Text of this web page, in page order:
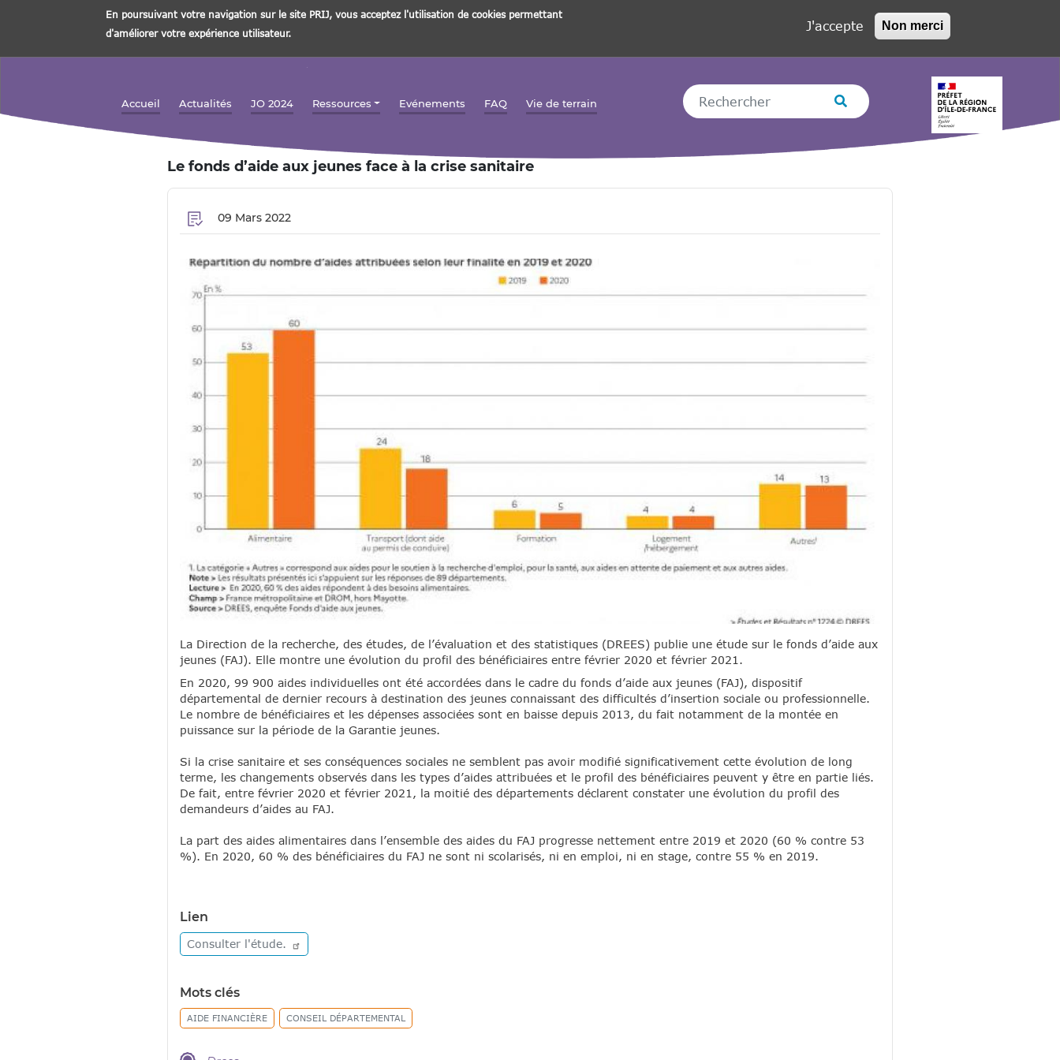
En poursuivant votre navigation sur le site PRIJ, vous acceptez l'utilisation de cookies permettant
d'améliorer votre expérience utilisateur.
J'accepte Non merci
principal
Navigation principale
Accueil Actualités JO 2024 Ressources Evénements FAQ Vie de terrain
Rechercher
Rechercher
Le fonds d’aide aux jeunes face à la crise sanitaire
09 Mars 2022
La Direction de la recherche, des études, de l’évaluation et des statistiques (DREES) publie une étude sur le fonds d’aide aux
jeunes (FAJ). Elle montre une évolution du profil des bénéficiaires entre février 2020 et février 2021.
En 2020, 99 900 aides individuelles ont été accordées dans le cadre du fonds d’aide aux jeunes (FAJ), dispositif
départemental de dernier recours à destination des jeunes connaissant des difficultés d’insertion sociale ou professionnelle.
Le nombre de bénéficiaires et les dépenses associées sont en baisse depuis 2013, du fait notamment de la montée en
puissance sur la période de la Garantie jeunes.
Si la crise sanitaire et ses conséquences sociales ne semblent pas avoir modifié significativement cette évolution de long
terme, les changements observés dans les types d’aides attribuées et le profil des bénéficiaires peuvent y être en partie liés.
De fait, entre février 2020 et février 2021, la moitié des départements déclarent constater une évolution du profil des
demandeurs d’aides au FAJ.
La part des aides alimentaires dans l’ensemble des aides du FAJ progresse nettement entre 2019 et 2020 (60 % contre 53
%). En 2020, 60 % des bénéficiaires du FAJ ne sont ni scolarisés, ni en emploi, ni en stage, contre 55 % en 2019.
Lien
Consulter l'étude.
Mots clés
AIDE FINANCIÈRE CONSEIL DÉPARTEMENTAL